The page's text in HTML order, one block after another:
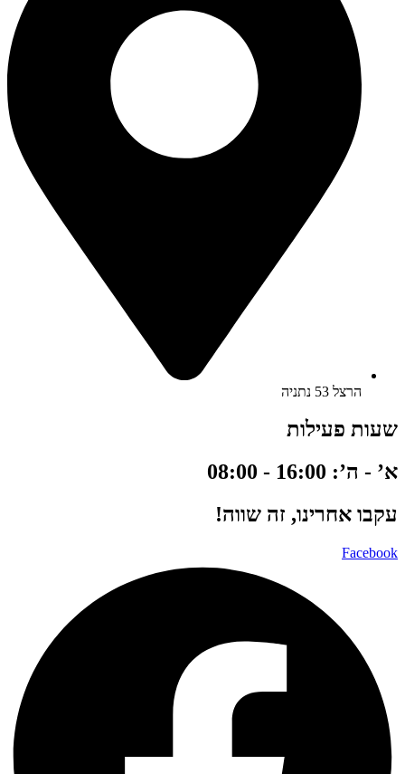
הרצל 53 נתניה
שעות פעילות
א’ - ה’: 16:00 - 08:00
עקבו אחרינו, זה שווה!
Facebook